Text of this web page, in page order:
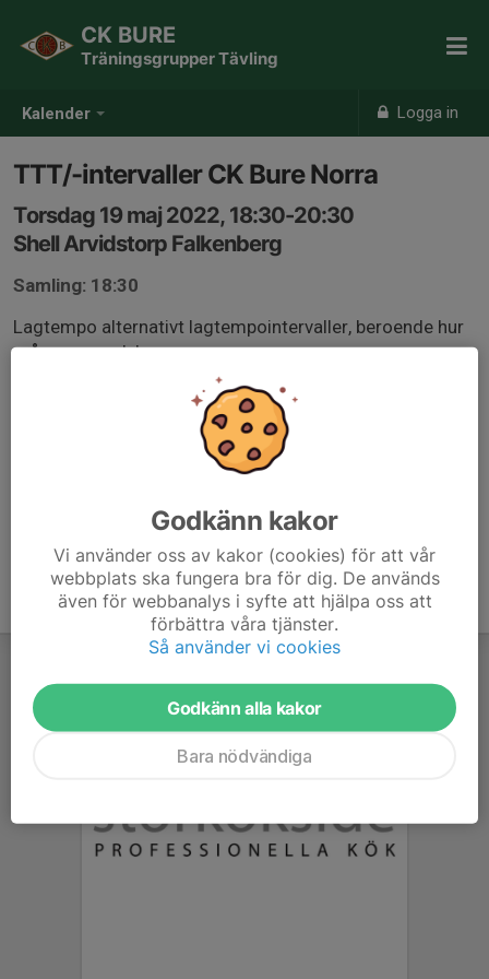
Kalender Logga in
CK BURE
Träningsgrupper Tävling
TTT/-intervaller CK Bure Norra
Torsdag 19 maj 2022, 18:30-20:30
Shell Arvidstorp Falkenberg
Samling: 18:30
Lagtempo alternativt lagtempointervaller, beroende hur
många som dyker upp.
Godkänn kakor
Vi använder oss av kakor (cookies) för att vår
webbplats ska fungera bra för dig. De används
även för webbanalys i syfte att hjälpa oss att
förbättra våra tjänster.
Så använder vi cookies
Godkänn alla kakor
Bara nödvändiga